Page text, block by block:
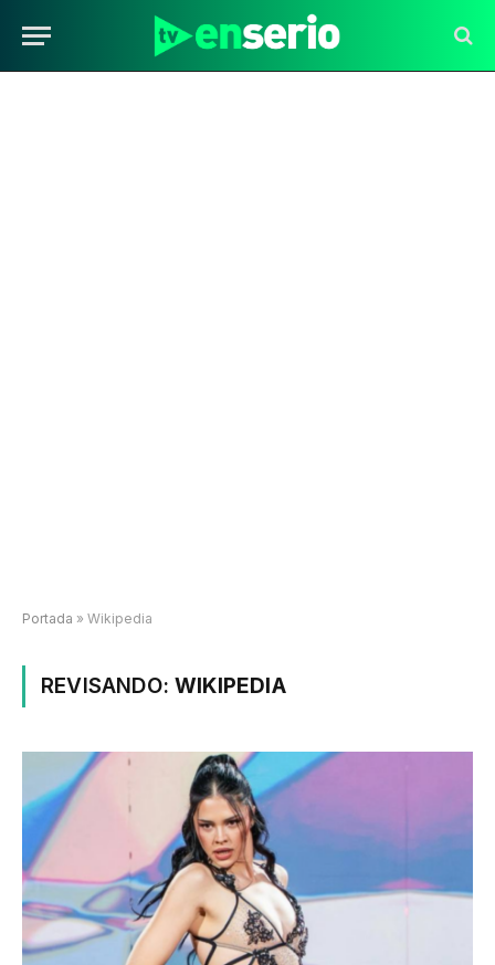
Portada » Wikipedia
REVISANDO:WIKIPEDIA